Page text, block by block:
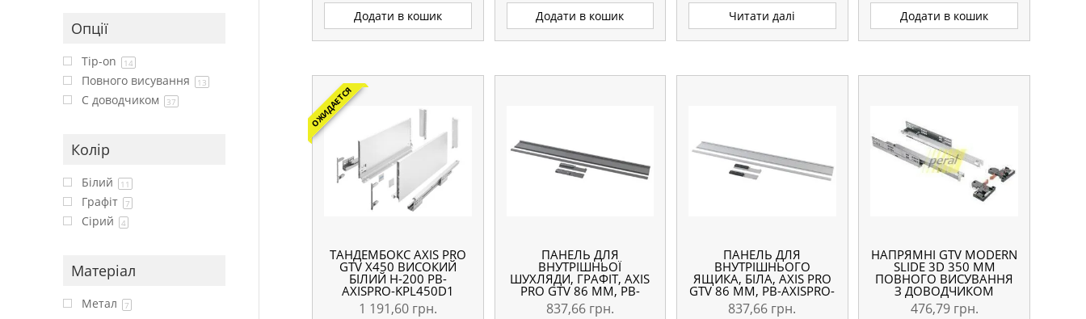
Додати в кошик Додати в кошик Читати далі Додати в кошик
ОЖИДАЕТСЯ
ТАНДЕМБОКС AXIS PRO
GTV X450 ВИСОКИЙ
БІЛИЙ H-200 PB-
AXISPRO-KPL450D1
1 191,60 грн.
ПАНЕЛЬ ДЛЯ
ВНУТРІШНЬОЇ
ШУХЛЯДИ, ГРАФІТ, AXIS
PRO GTV 86 ММ, PB-
AXISPRO-ZESWEW-A
837,66 грн.
ПАНЕЛЬ ДЛЯ
ВНУТРІШНЬОГО
ЯЩИКА, БІЛА, AXIS PRO
GTV 86 ММ, PB-AXISPRO-
ZESWEW-A1
837,66 грн.
НАПРЯМНІ GTV MODERN
SLIDE 3D 350 ММ
ПОВНОГО ВИСУВАННЯ
З ДОВОДЧИКОМ
476,79 грн.
Опції
Tip-on 14
Повного висування 13
С доводчиком 37
Колір
Білий 11
Графіт 7
Сірий 4
Матеріал
Метал 7